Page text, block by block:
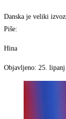
Danska je veliki
Piše:
Hina
Objavljeno: 25.